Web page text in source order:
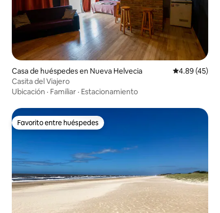
Casa de huéspedes en Nueva Helvecia Calificación
4.89 (45)
Casita del Viajero
Ubicación · Familiar · Estacionamiento
Favorito entre huéspedes
Favorito entre huéspedes